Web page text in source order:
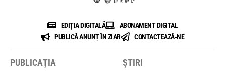
EDIȚIA DIGITALĂ
ABONAMENT DIGITAL
PUBLICĂ ANUNȚ ÎN ZIAR
CONTACTEAZĂ-NE
PUBLICAȚIA ȘTIRI